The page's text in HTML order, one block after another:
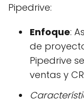
Pipedrive:
Enfoque:
de
Pipedrive
ventas y